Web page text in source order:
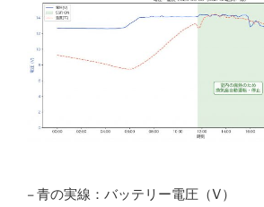
– 青の実線：バッテリー電圧（V）